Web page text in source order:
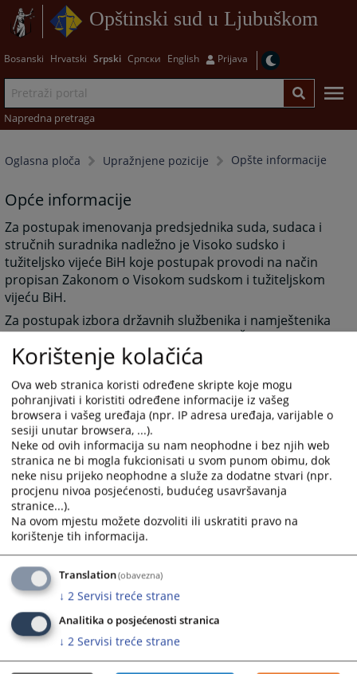
Opštinski sud u Ljubuškom
Bosanski Hrvatski Srpski Српски English Prijava
Napredna pretraga
Oglasna ploča Upražnjene pozicije Opšte informacije
Opće informacije
Za postupak imenovanja predsjednika suda, sudaca i
stručnih suradnika nadležno je Visoko sudsko i
tužiteljsko vijeće BiH koje postupak provodi na način
propisan Zakonom o Visokom sudskom i tužiteljskom
vijeću BiH.
Za postupak izbora državnih službenika i namještenika
nadležna je Agencija za državnu službu ŽZH koja
postupak provodi na način propisan Zakonom o
državnim službenicima u tijelima državne službe ŽZH i
Zakonom o namještenicima u tijelima državne službe u
ŽZH.
3335PREGLEDA
Korištenje kolačića
Ova web stranica koristi određene skripte koje mogu
pohranjivati i koristiti određene informacije iz vašeg
browsera i vašeg uređaja (npr. IP adresa uređaja, varijable o
sesiji unutar browsera, ...).
Neke od ovih informacija su nam neophodne i bez njih web
stranica ne bi mogla fukcionisati u svom punom obimu, dok
neke nisu prijeko neophodne a služe za dodatne stvari (npr.
procjenu nivoa posjećenosti, budućeg usavršavanja
stranice...).
Na ovom mjestu možete dozvoliti ili uskratiti pravo na
korištenje tih informacija.
Translation(obavezna)
↓ 2 Servisi treće strane
Analitika o posjećenosti stranica
↓ 2 Servisi treće strane